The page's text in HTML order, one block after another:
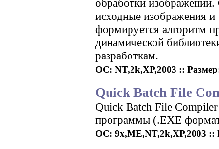
обработки изображений.
исходные изображения
формируется алгоритм
динамической
разработкам.
ОС: NT,2k,XP,2003 ::
Quick Batch File
Quick Batch File
программы (.EXE
ОС: 9x,ME,NT,2k,XP,2003 ::